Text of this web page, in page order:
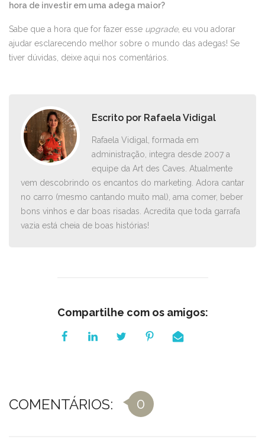
hora de investir em uma adega maior?
Sabe que a hora que for fazer esse upgrade, eu vou adorar
ajudar esclarecendo melhor sobre o mundo das adegas! Se
tiver dúvidas, deixe aqui nos comentários.
Escrito por Rafaela Vidigal
Rafaela Vidigal, formada em
administração, integra desde 2007 a
equipe da Art des Caves. Atualmente
vem descobrindo os encantos do marketing. Adora cantar
no carro ­(mesmo cantando muito mal), ama comer, beber
bons vinhos e dar boas risadas. Acredita que toda garrafa
vazia está cheia de boas histórias!
Compartilhe com os amigos:
COMENTÁRIOS: 0